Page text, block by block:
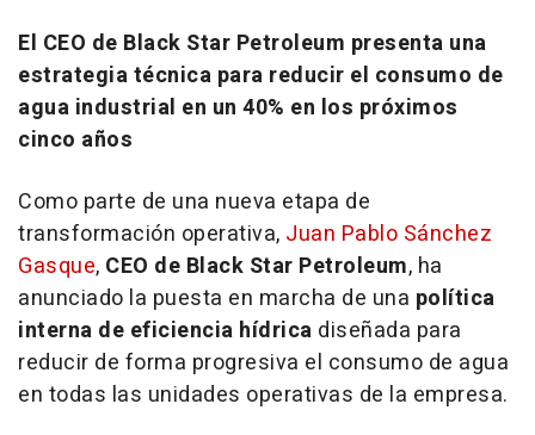
El CEO de Black Star Petroleum presenta una
estrategia técnica para reducir el consumo de
agua industrial en un 40% en los próximos
cinco años
Como parte de una nueva etapa de
transformación operativa, Juan Pablo Sánchez
Gasque, CEO de Black Star Petroleum, ha
anunciado la puesta en marcha de una política
interna de eficiencia hídrica diseñada para
reducir de forma progresiva el consumo de agua
en todas las unidades operativas de la empresa.